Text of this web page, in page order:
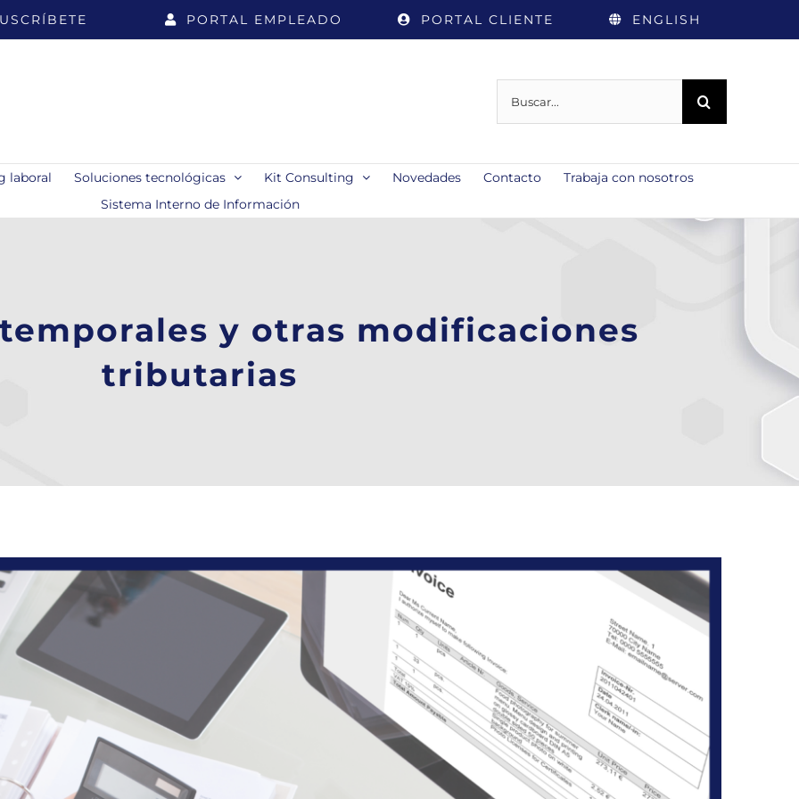
PORTAL EMPLEADO PORTAL CLIENTE ENGLISH
laboral Soluciones tecnológicas Kit Consulting Novedades Contacto
Trabaja con nosotros
Sistema Interno de Información
y otras modificaciones
tributarias